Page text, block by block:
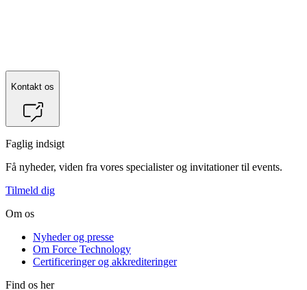
Kontakt os
Faglig indsigt
Få nyheder, viden fra vores specialister og invitationer til events.
Tilmeld dig
Om os
Nyheder og presse
Om Force Technology
Certificeringer og akkrediteringer
Find os her